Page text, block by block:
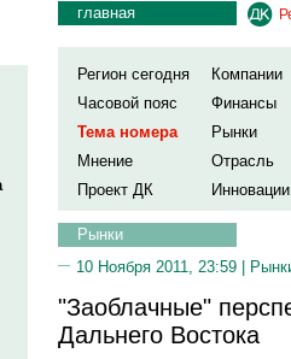
главная
Регион сегодня
Компании
Часовой пояс
Финансы
Тема номера
Рынки
Мнение
Отрасль
Проект ДК
Инновации
Рынки
10 Ноября 2011, 23:59 |
"Заоблачные"
Дальнего Востока